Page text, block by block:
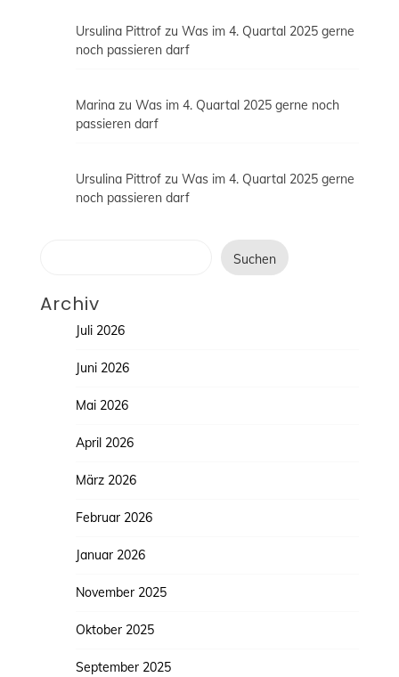
Ursulina Pittrofzu Was im 4. Quartal 2025 gerne
noch passieren darf
Marinazu Was im 4. Quartal 2025 gerne noch
passieren darf
Ursulina Pittrofzu Was im 4. Quartal 2025 gerne
noch passieren darf
Suchen
Archiv
Juli 2026
Juni 2026
Mai 2026
April 2026
März 2026
Februar 2026
Januar 2026
November 2025
Oktober 2025
September 2025